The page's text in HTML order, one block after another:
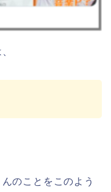
のことをこのよう